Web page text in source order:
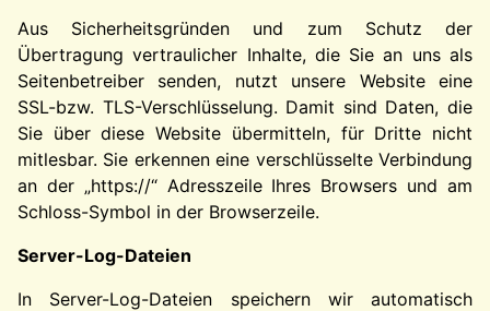
Aus Sicherheitsgründen und zum Schutz der
Übertragung vertraulicher Inhalte, die Sie an uns als
Seitenbetreiber senden, nutzt unsere Website eine
SSL-bzw. TLS-Verschlüsselung. Damit sind Daten, die
Sie über diese Website übermitteln, für Dritte nicht
mitlesbar. Sie erkennen eine verschlüsselte Verbindung
an der „https://“ Adresszeile Ihres Browsers und am
Schloss-Symbol in der Browserzeile.
Server-Log-Dateien
In Server-Log-Dateien speichern wir automatisch